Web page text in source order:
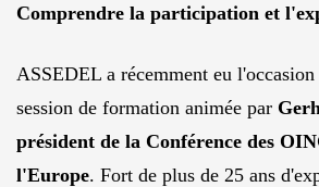
Comprendre la participation et
ASSEDEL a récemment eu
session de formation animée par
président de la Conférence des
l'Europe. Fort de plus de 25 ans